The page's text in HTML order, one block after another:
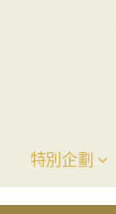
特別企劃